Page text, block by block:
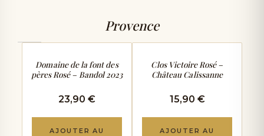
Provence
Domaine de la font des
pères Rosé – Bandol 2023
23,90 €
AJOUTER AU
Clos Victoire Rosé –
Château Calissanne
15,90 €
AJOUTER AU